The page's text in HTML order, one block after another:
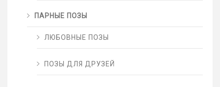
ПАРНЫЕ ПОЗЫ
ЛЮБОВНЫЕ ПОЗЫ
ПОЗЫ ДЛЯ ДРУЗЕЙ